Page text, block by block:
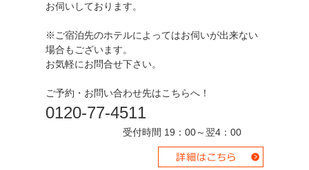
お伺いしております。
※ご宿泊先のホテルによってはお伺いが出来ない
場合もございます。
お気軽にお問合せ下さい。
ご予約・お問い合わせ先はこちらへ！
0120-77-4511
受付時間 19：00～翌4：00